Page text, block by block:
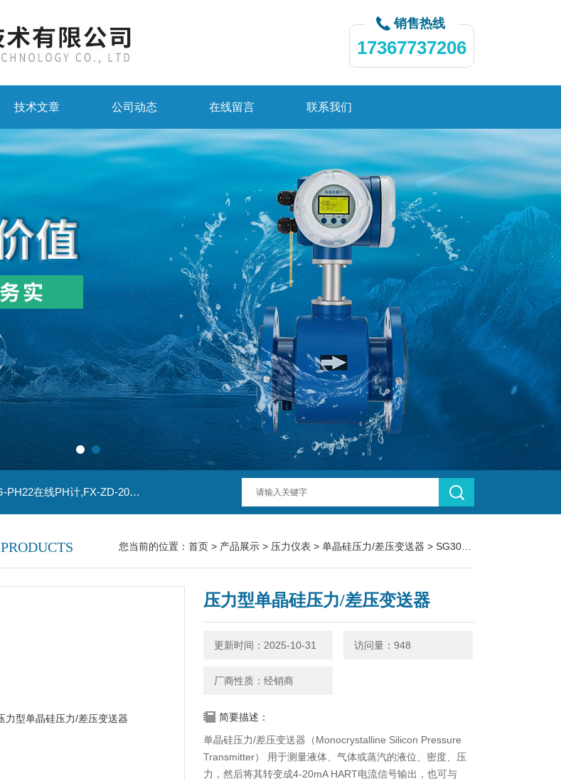
销售热线
17367737206
技术文章 公司动态 在线留言 联系我们
主营产品：SG-TA109-22热电偶,SG-K1YWG-60伺服液位计,HKEG-PH22在线PH计,FX-ZD-2011浊度仪,HBRD702H8智能雷达物位计
PRODUCTS 您当前的位置： 首页 > 产品展示 > 压力仪表 > 单晶硅压力/差压变送器 > SG3051-GP压力型单晶硅压力/差压变送器
压力型单晶硅压力/差压变送器
更新时间：2025-10-31 访问量：948
厂商性质：经销商
简要描述：
单晶硅压力/差压变送器（Monocrystalline Silicon Pressure
Transmitter） 用于测量液体、气体或蒸汽的液位、密度、压
力，然后将其转变成4-20mA HART电流信号输出，也可与